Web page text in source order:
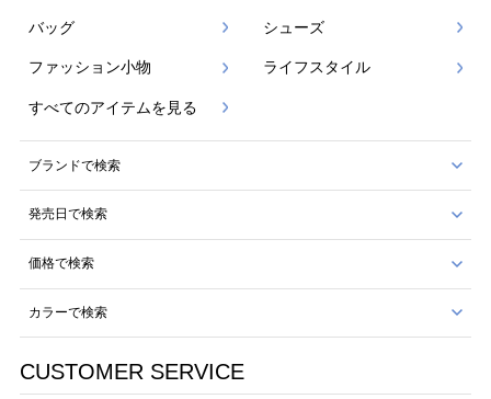
バッグ シューズ
ファッション小物 ライフスタイル
すべてのアイテムを見る
ブランドで検索
発売日で検索
価格で検索
カラーで検索
CUSTOMER SERVICE